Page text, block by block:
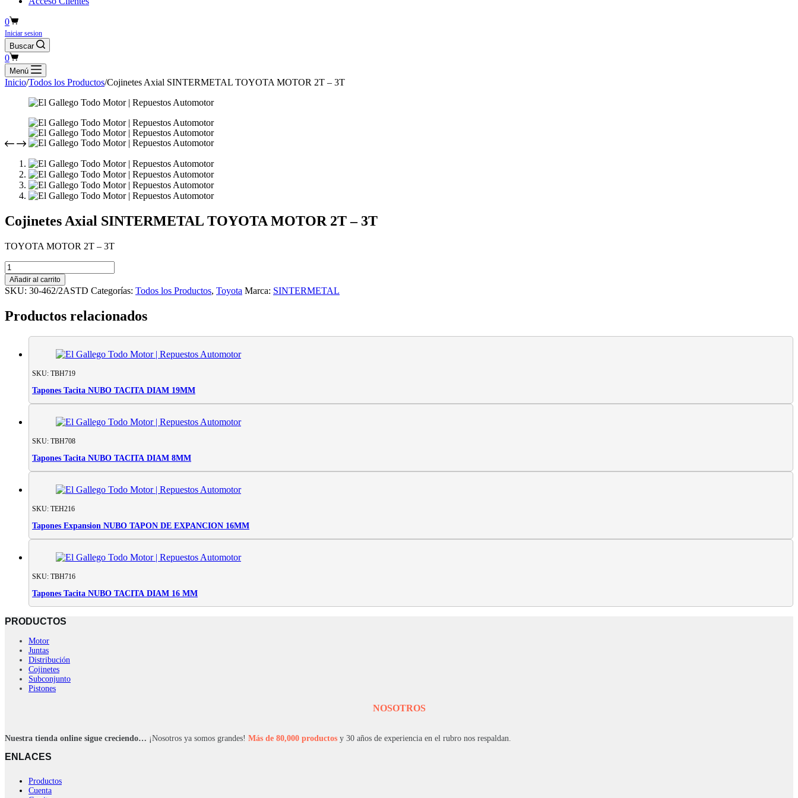
Carro
de
compra
0
Iniciar sesion
Buscar
Carro
de
compra
0
Menú
Inicio/Todos los Productos/Cojinetes Axial SINTERMETAL TOYOTA MOTOR 2T – 3T
Cojinetes Axial SINTERMETAL TOYOTA MOTOR 2T – 3T
TOYOTA MOTOR 2T – 3T
Cojinetes
Axial
SINTERMETAL
MOTOR
2T
cantidad
Añadir al carrito
SKU: 30-462/2ASTD Categorías: Todos los Productos, Toyota Marca: SINTERMETAL
Productos relacionados
SKU: TBH719
Tapones Tacita NUBO TACITA DIAM 19MM
SKU: TBH708
Tapones Tacita NUBO TACITA DIAM 8MM
SKU: TEH216
Tapones Expansion NUBO TAPON DE EXPANCION 16MM
SKU: TBH716
Tapones Tacita NUBO TACITA DIAM 16 MM
PRODUCTOS
Motor
Juntas
Distribución
Cojinetes
Subconjunto
Pistones
NOSOTROS
Nuestra tienda online sigue creciendo… ¡Nosotros ya somos grandes! Más de 80,000 productos y 30 años de experiencia en el rubro nos respaldan.
ENLACES
Productos
Cuenta